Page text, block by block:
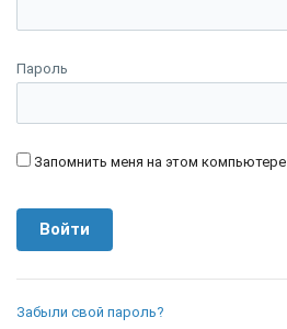
Пароль
Запомнить меня на этом компьютере
Забыли свой пароль?